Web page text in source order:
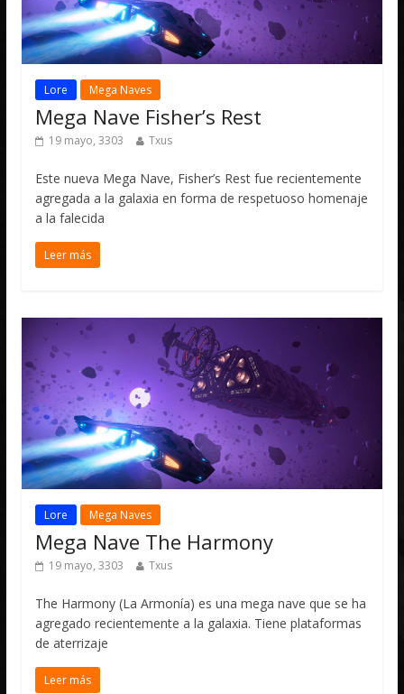
Lore Mega Naves
Mega Nave Fisher’s Rest
19 mayo, 3303 Txus
Este nueva Mega Nave, Fisher’s Rest fue recientemente
agregada a la galaxia en forma de respetuoso homenaje
a la falecida
Leer más
Lore Mega Naves
Mega Nave The Harmony
19 mayo, 3303 Txus
The Harmony (La Armonía) es una mega nave que se ha
agregado recientemente a la galaxia. Tiene plataformas
de aterrizaje
Leer más